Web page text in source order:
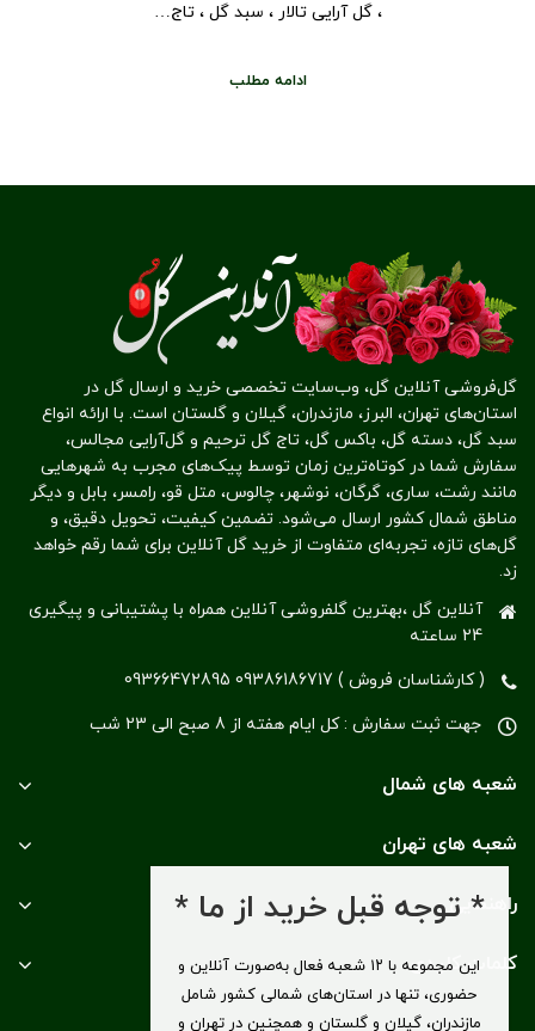
، گل آرایی تالار ، سبد گل ، تاج…
ادامه مطلب
گل‌فروشی آنلاین گل، وب‌سایت تخصصی خرید و ارسال گل در
استان‌های تهران، البرز، مازندران، گیلان و گلستان است. با ارائه انواع
سبد گل، دسته گل، باکس گل، تاج گل ترحیم و گل‌آرایی مجالس،
سفارش شما در کوتاه‌ترین زمان توسط پیک‌های مجرب به شهرهایی
مانند رشت، ساری، گرگان، نوشهر، چالوس، متل قو، رامسر، بابل و دیگر
مناطق شمال کشور ارسال می‌شود. تضمین کیفیت، تحویل دقیق، و
گل‌های تازه، تجربه‌ای متفاوت از خرید گل آنلاین برای شما رقم خواهد
زد.
آنلاین گل ،بهترین گلفروشی آنلاین همراه با پشتیبانی و پیگیری
24 ساعته
( کارشناسان فروش ) 09386186717 09366472895
جهت ثبت سفارش : کل ایام هفته از 8 صبح الی 23 شب
شعبه های شمال
شعبه های تهران
راهنمایی
کلمات کلیدی
* توجه قبل خرید از ما *
این مجموعه با ۱۲ شعبه فعال به‌صورت آنلاین و
حضوری، تنها در استان‌های شمالی کشور شامل
مازندران، گیلان و گلستان و همچنین در تهران و